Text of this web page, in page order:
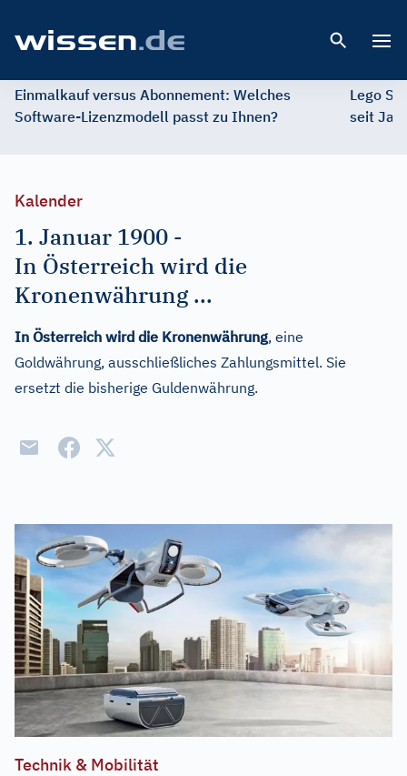
Einmalkauf versus Abonnement: Welches
Software-Lizenzmodell passt zu Ihnen?
Lego
seit
Kalender
1. Januar 1900 -
In Österreich wird die
Kronenwährung ...
In Österreich wird die Kronenwährung, eine
Goldwährung, ausschließliches Zahlungsmittel. Sie
ersetzt die bisherige Guldenwährung.
Technik & Mobilität